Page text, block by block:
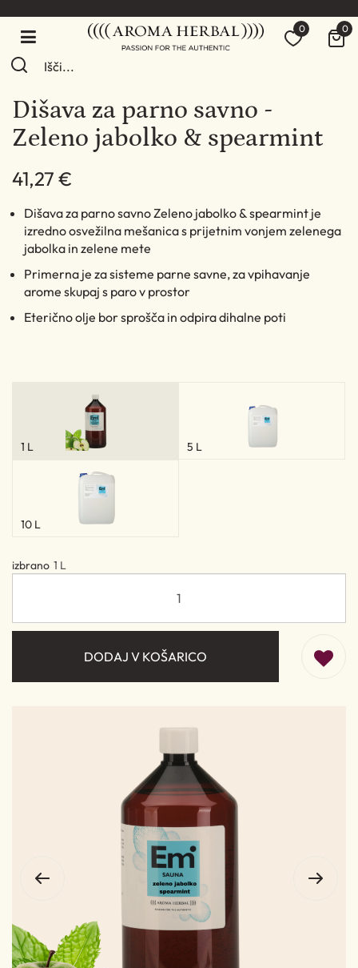
0 0
Dišava za parno savno -
Zeleno jabolko & spearmint
41,27 €
Dišava za parno savno Zeleno jabolko & spearmint je
izredno osvežilna mešanica s prijetnim vonjem zelenega
jabolka in zelene mete
Primerna je za sisteme parne savne, za vpihavanje
arome skupaj s paro v prostor
Eterično olje bor sprošča in odpira dihalne poti
1 L 5 L
10 L
izbrano 1 L
DODAJ V KOŠARICO